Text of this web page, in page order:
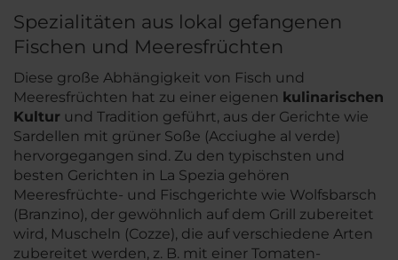
Spezialitäten aus lokal gefangenen
Fischen und Meeresfrüchten
Diese große Abhängigkeit von Fisch und
Meeresfrüchten hat zu einer eigenen kulinarischen
Kultur und Tradition geführt, aus der Gerichte wie
Sardellen mit grüner Soße (Acciughe al verde)
hervorgegangen sind. Zu den typischsten und
besten Gerichten in La Spezia gehören
Meeresfrüchte- und Fischgerichte wie Wolfsbarsch
(Branzino), der gewöhnlich auf dem Grill zubereitet
wird, Muscheln (Cozze), die auf verschiedene Arten
zubereitet werden, z. B. mit einer Tomaten-